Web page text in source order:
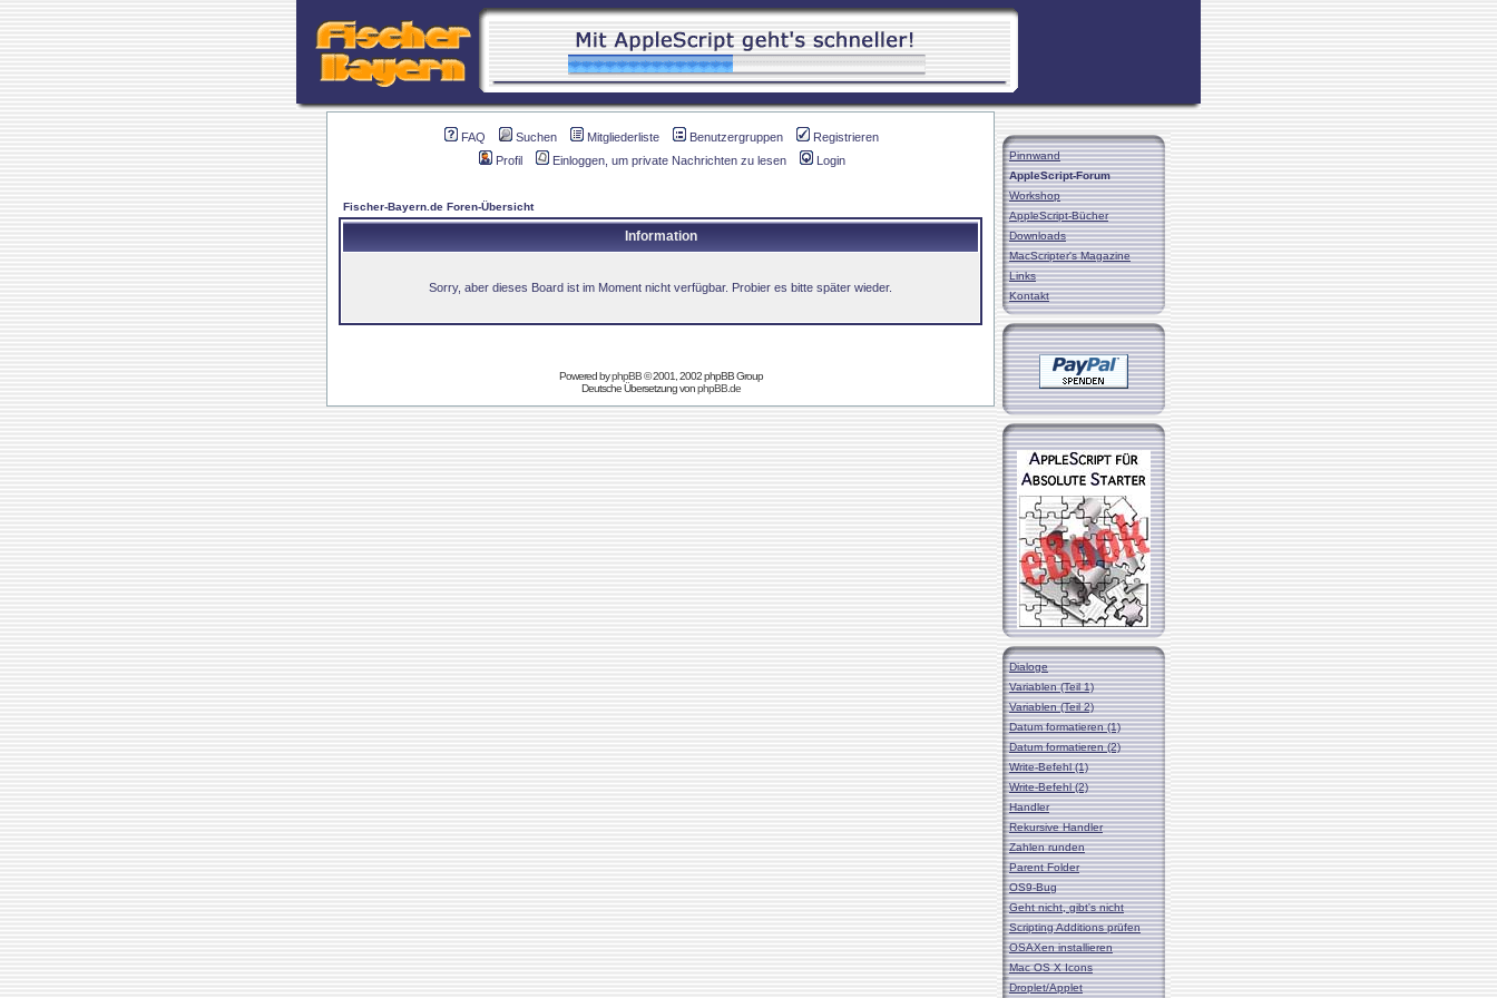
FAQ Suchen Mitgliederliste Benutzergruppen
Registrieren
Profil
Einloggen, um private Nachrichten zu lesen Login
Fischer-Bayern.de Foren-Übersicht
Information
Sorry, aber dieses Board ist im Moment nicht verfügbar. Probier es bitte später wieder.
Powered byphpBB© 2001, 2002 phpBB Group
Deutsche Übersetzung vonphpBB.de
Pinnwand
AppleScript-Forum
Workshop
AppleScript-Bücher
Downloads
MacScripter's Magazine
Links
Kontakt
Dialoge
Variablen (Teil 1)
Variablen (Teil 2)
Datum formatieren (1)
Datum formatieren (2)
Write-Befehl (1)
Write-Befehl (2)
Handler
Rekursive Handler
Zahlen runden
Parent Folder
OS9-Bug
Geht nicht, gibt's nicht
Scripting Additions prüfen
OSAXen installieren
Mac OS X Icons
Droplet/Applet